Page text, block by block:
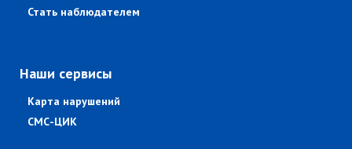
Стать наблюдателем
Наши сервисы
Карта нарушений
СМС-ЦИК